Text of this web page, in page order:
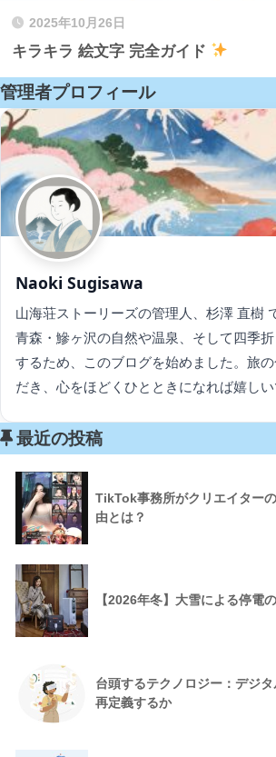
2025年10月26日
キラキラ 絵文字 完全ガイド
管理者プロフィール
Naoki Sugisawa
山海荘ストーリーズの管理人、杉澤 直樹
青森・鰺ヶ沢の自然や温泉、そして四季
するため、このブログを始めました。旅
だき、心をほどくひとときになれば嬉しい
最近の投稿
TikTok事務所がクリエイター
由とは？
【2026年冬】大雪による停電
台頭するテクノロジー：デジ
再定義するか